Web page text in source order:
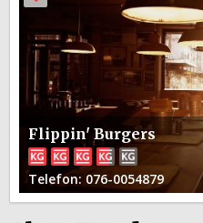
Flippin' Burgers
Telefon: 076-0054879